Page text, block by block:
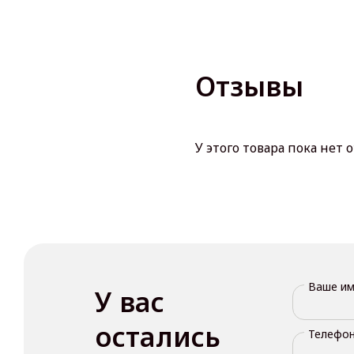
Отзывы
У этого товара пока нет
У вас
остались
Ваше
Телефон